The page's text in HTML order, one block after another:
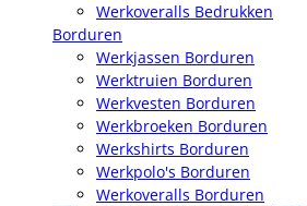
Werkoveralls Bedrukken
Borduren
Werkjassen Borduren
Werktruien Borduren
Werkvesten Borduren
Werkbroeken Borduren
Werkshirts Borduren
Werkpolo's Borduren
Werkoveralls Borduren